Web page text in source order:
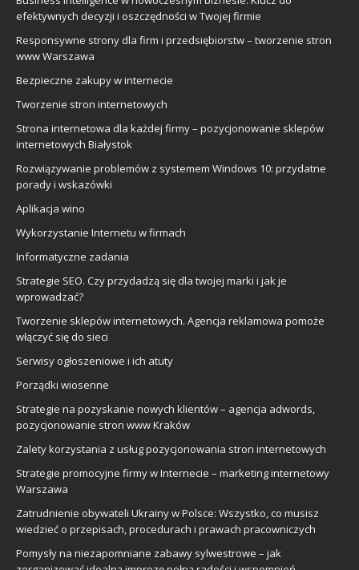
efektywnych decyzji i oszczędności w Twojej firmie
Responsywne strony dla firm i przedsiębiorstw – tworzenie stron
www Warszawa
Bezpieczne zakupy w internecie
Tworzenie stron internetowych
Strona internetowa dla każdej firmy – pozycjonowanie sklepów
internetowych Białystok
Rozwiązywanie problemów z systemem Windows 10: przydatne
porady i wskazówki
Aplikacja wino
Wykorzystanie Internetu w firmach
Informatyczne zadania
Strategie SEO. Czy przydadzą się dla twojej marki i jak je
wprowadzać?
Tworzenie sklepów internetowych. Agencja reklamowa pomoże
włączyć się do sieci
Serwisy ogłoszeniowe i ich atuty
Porządki wiosenne
Strategie na pozyskanie nowych klientów – agencja adwords,
pozycjonowanie stron www Kraków
Zalety korzystania z usług pozycjonowania stron internetowych
Strategie promocyjne firmy w Internecie – marketing internetowy
Warszawa
Zatrudnienie obywateli Ukrainy w Polsce: Wszystko, co musisz
wiedzieć o przepisach, procedurach i prawach pracowniczych
Pomysły na niezapomniane zabawy sylwestrowe – jak